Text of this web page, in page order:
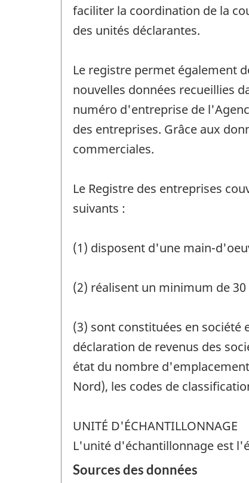
faciliter la coordination de la
des unités déclarantes.
Le registre permet également
nouvelles données recueillies
numéro d'entreprise de
des entreprises. Grâce aux
commerciales.
Le Registre des entreprises
suivants :
(1) disposent d'une main-
(2) réalisent un minimum de
(3) sont constituées en
déclaration de revenus des
état du nombre
Nord), les codes de
UNITÉ D'ÉCHANTILLONNAGE
L'unité d'échantillonnage est
Sources des données